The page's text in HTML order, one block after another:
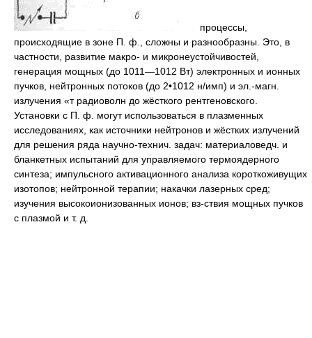
процессы,
происходящие в зоне П. ф., сложны и разнообразны. Это, в
частности, развитие макро- и микронеустойчивостей,
генерация мощных (до 1011—1012 Вт) электронных и ионных
пучков, нейтронных потоков (до 2•1012 н/имп) и эл.-магн.
излучения «т радиоволн до жёсткого рентгеновского.
Установки с П. ф. могут использоваться в плазменных
исследованиях, как источники нейтронов и жёстких излучений
для решения ряда научно-технич. задач: материаловедч. и
бланкетных испытаний для управляемого термоядерного
синтеза; импульсного активационного анализа короткоживущих
изотопов; нейтронной терапии; накачки лазерных сред;
изучения высокоионизованных ионов; вз-ствия мощных пучков
с плазмой и т. д.